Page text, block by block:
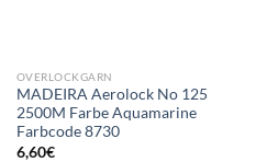
OVERLOCKGARN
MADEIRA Aerolock No 125
2500M Farbe Aquamarine
Farbcode 8730
6,60€